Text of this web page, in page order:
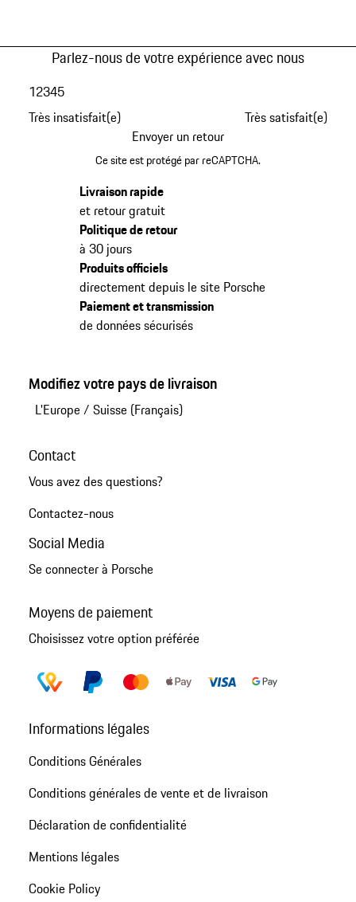
Parlez-nous de votre expérience avec nous
Très insatisfait(e)
12345
Très satisfait(e)
Envoyer un retour
Ce site est protégé par reCAPTCHA.
Livraison rapide
et retour gratuit
Politique de retour
à 30 jours
Produits officiels
directement depuis le site Porsche
Paiement et transmission
de données sécurisés
Modifiez votre pays de livraison
L'Europe/ Suisse (Français)
Contact
Vous avez des questions?
Contactez-nous
Social Media
Se connecter à Porsche
Moyens de paiement
Choisissez votre option préférée
Informations légales
Conditions Générales
Conditions générales de vente et de livraison
Déclaration de confidentialité
Mentions légales
Cookie Policy